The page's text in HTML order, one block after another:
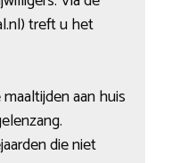
treft u het
aan huis
die niet